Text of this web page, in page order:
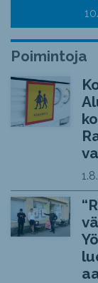
Poimintoja